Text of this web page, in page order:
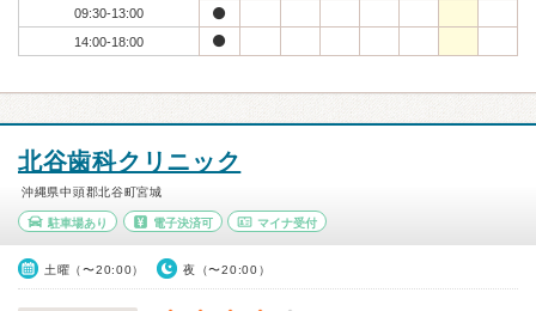
09:30-13:00
14:00-18:00
北谷歯科クリニック
沖縄県中頭郡北谷町宮城
駐車場あり 電子決済可 マイナ受付
土曜（〜20:00） 夜（〜20:00）